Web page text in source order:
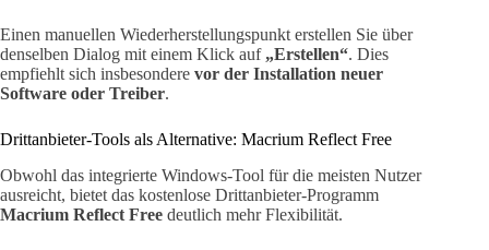
Einen manuellen Wiederherstellungspunkt erstellen Sie über
denselben Dialog mit einem Klick auf „Erstellen“. Dies
empfiehlt sich insbesondere vor der Installation neuer
Software oder Treiber.
Drittanbieter-Tools als Alternative: Macrium Reflect Free
Obwohl das integrierte Windows-Tool für die meisten Nutzer
ausreicht, bietet das kostenlose Drittanbieter-Programm
Macrium Reflect Free deutlich mehr Flexibilität.